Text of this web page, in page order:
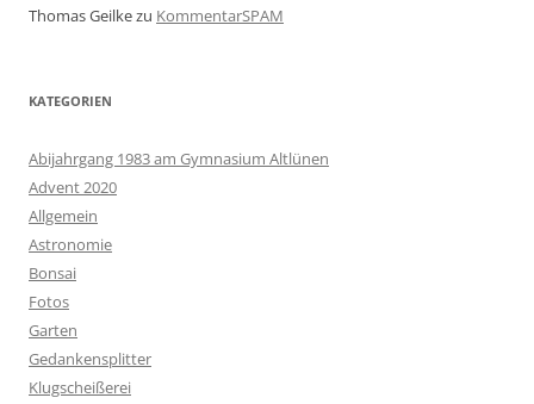
Thomas Geilkezu KommentarSPAM
KATEGORIEN
Abijahrgang 1983 am Gymnasium Altlünen
Advent 2020
Allgemein
Astronomie
Bonsai
Fotos
Garten
Gedankensplitter
Klugscheißerei